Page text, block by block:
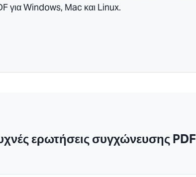
για Windows, Mac και Linux.
ερωτήσεις συγχώνευσης PDF